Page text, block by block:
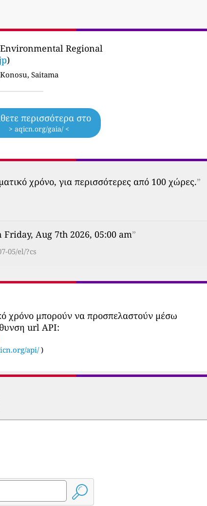
Regional
)
Saitama
περισσότερα στο
> aqicn.org/gaia/ <
χρόνο, για περισσότερες από 100 χώρες.”
Aug 7th 2026, 05:00 am”
05/el/?cs
χρόνο μπορούν να προσπελαστούν μέσω
url API:
api/)